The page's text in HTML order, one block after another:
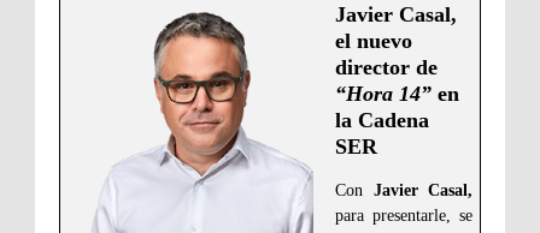
Javier Casal,
el nuevo
director de
“Hora 14”en
la Cadena
SER
Con Javier Casal,
para presentarle, se